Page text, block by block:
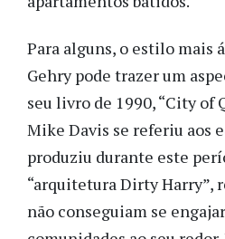
Para alguns, o estilo mais
Gehry pode trazer um
seu livro de 1990, “City of
Mike Davis se referiu aos
produziu durante este
“arquitetura Dirty Harry”,
não conseguiam se